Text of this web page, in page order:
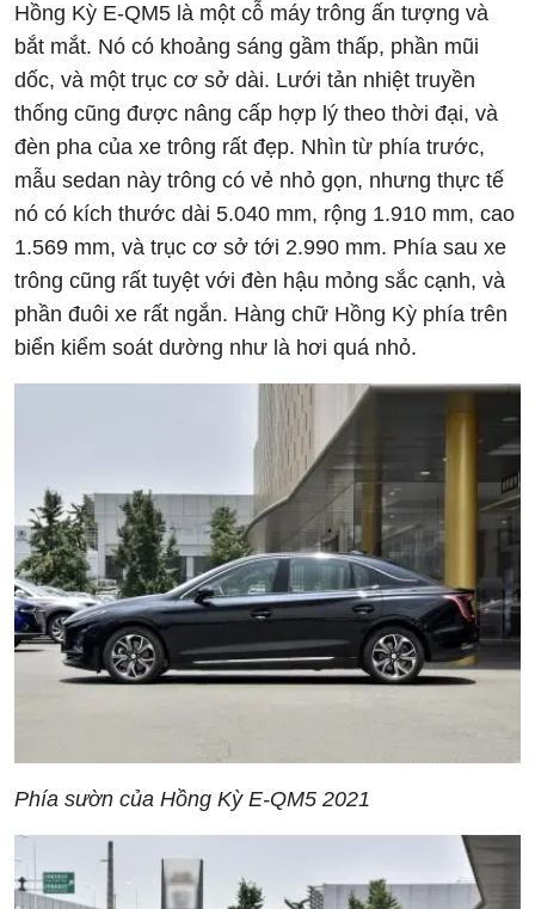
Hồng Kỳ E-QM5 là một cỗ máy trông ấn tượng và
bắt mắt. Nó có khoảng sáng gầm thấp, phần mũi
dốc, và một trục cơ sở dài. Lưới tản nhiệt truyền
thống cũng được nâng cấp hợp lý theo thời đại, và
đèn pha của xe trông rất đẹp. Nhìn từ phía trước,
mẫu sedan này trông có vẻ nhỏ gọn, nhưng thực tế
nó có kích thước dài 5.040 mm, rộng 1.910 mm, cao
1.569 mm, và trục cơ sở tới 2.990 mm. Phía sau xe
trông cũng rất tuyệt với đèn hậu mỏng sắc cạnh, và
phần đuôi xe rất ngắn. Hàng chữ Hồng Kỳ phía trên
biển kiểm soát dường như là hơi quá nhỏ.
Phía sườn của Hồng Kỳ E-QM5 2021